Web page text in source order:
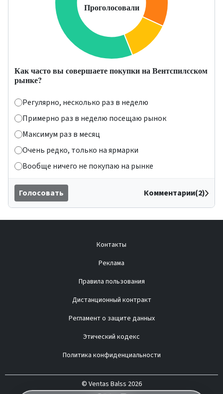
Как часто вы совершаете покупки на Вентспилсском
рынке?
Регулярно, несколько раз в неделю
Примерно раз в неделю посещаю рынок
Максимум раз в месяц
Очень редко, только на ярмарки
Вообще ничего не покупаю на рынке
Голосовать Комментарии(2)
Контакты
Реклама
Правила пользования
Дистанционный контракт
Регламент о защите данных
Этический кодекс
Политика конфиденциальности
© Ventas Balss 2026